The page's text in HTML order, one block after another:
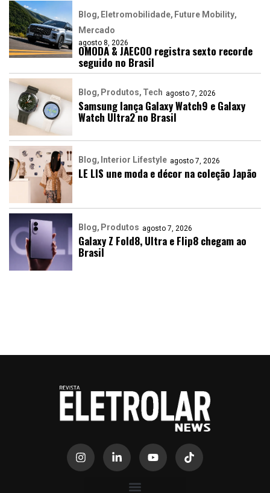
Blog Eletromobilidade Future Mobility
Mercado
agosto 8, 2026
OMODA & JAECOO registra sexto recorde
seguido no Brasil
Blog Produtos Tech agosto 7, 2026
Samsung lança Galaxy Watch9 e Galaxy
Watch Ultra2 no Brasil
Blog Interior Lifestyle agosto 7, 2026
LE LIS une moda e décor na coleção Japão
Blog Produtos agosto 7, 2026
Galaxy Z Fold8, Ultra e Flip8 chegam ao
Brasil